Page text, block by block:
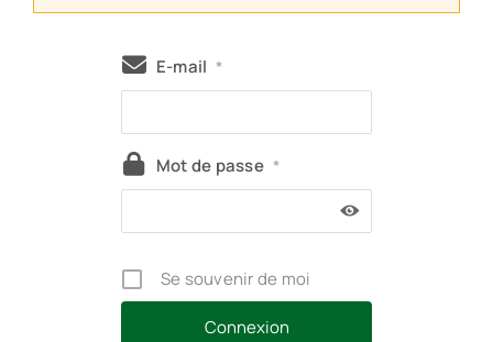
E-mail *
Mot de passe *
Se souvenir de moi